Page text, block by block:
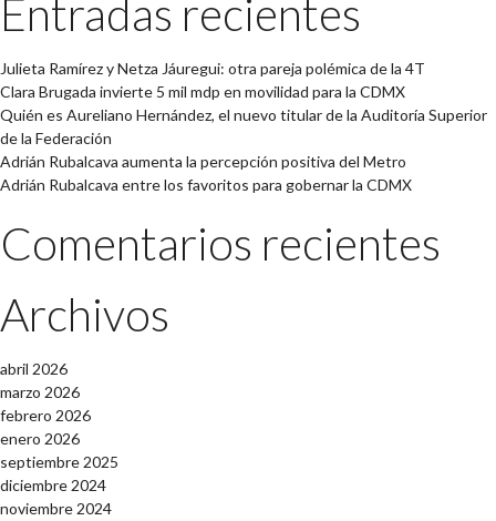
Entradas recientes
Julieta Ramírez y Netza Jáuregui: otra pareja polémica de la 4T
Clara Brugada invierte 5 mil mdp en movilidad para la CDMX
Quién es Aureliano Hernández, el nuevo titular de la Auditoría Superior
de la Federación
Adrián Rubalcava aumenta la percepción positiva del Metro
Adrián Rubalcava entre los favoritos para gobernar la CDMX
Comentarios recientes
Archivos
abril 2026
marzo 2026
febrero 2026
enero 2026
septiembre 2025
diciembre 2024
noviembre 2024